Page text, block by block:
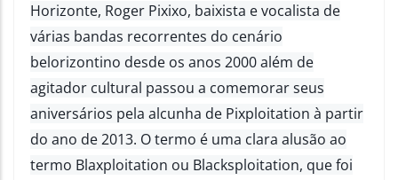
Horizonte, Roger Pixixo, baixista e vocalista de
várias bandas recorrentes do cenário
belorizontino desde os anos 2000 além de
agitador cultural passou a comemorar seus
aniversários pela alcunha de Pixploitation à partir
do ano de 2013. O termo é uma clara alusão ao
termo Blaxploitation ou Blacksploitation, que foi